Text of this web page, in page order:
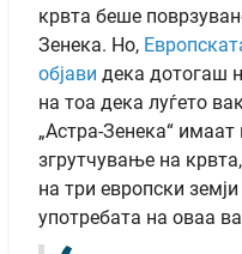
крвта беше
Зенека. Но,
објави дека дотогаш
на тоа дека луѓето
„Астра-Зенека“
згрутчување на
на три европски
употребата на оваа